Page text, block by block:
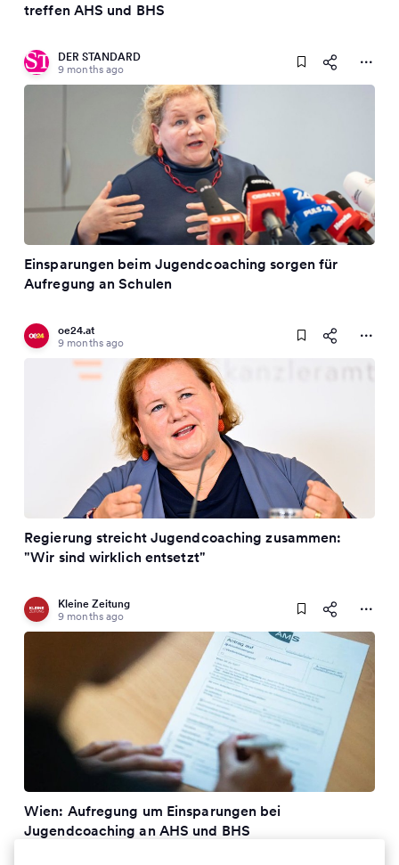
treffen AHS und BHS
DER STANDARD
9 months ago
Einsparungen beim Jugendcoaching sorgen für
Aufregung an Schulen
oe24.at
9 months ago
Regierung streicht Jugendcoaching zusammen:
"Wir sind wirklich entsetzt"
Kleine Zeitung
9 months ago
Wien: Aufregung um Einsparungen bei
Jugendcoaching an AHS und BHS